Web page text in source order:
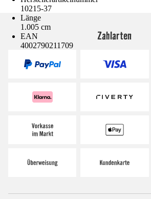
10215-37
Länge
1.005 cm
EAN
4002790211709
Zahlarten